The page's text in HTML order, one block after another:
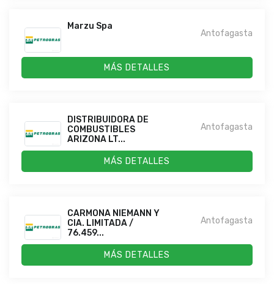
Marzu Spa
Antofagasta
MÁS DETALLES
DISTRIBUIDORA DE
COMBUSTIBLES
ARIZONA LT...
Antofagasta
MÁS DETALLES
CARMONA NIEMANN Y
CIA. LIMITADA /
76.459...
Antofagasta
MÁS DETALLES